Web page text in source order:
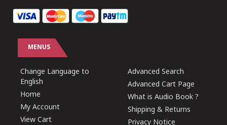
MENUS
Change Language to
English
Home
My Account
View Cart
Advanced Search
Advanced Cart Page
What is Audio Book ?
Shipping & Returns
Privacy Notice